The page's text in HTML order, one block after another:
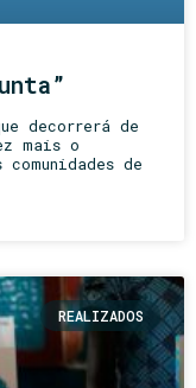
decorrerá de
mais o
de
REALIZADOS